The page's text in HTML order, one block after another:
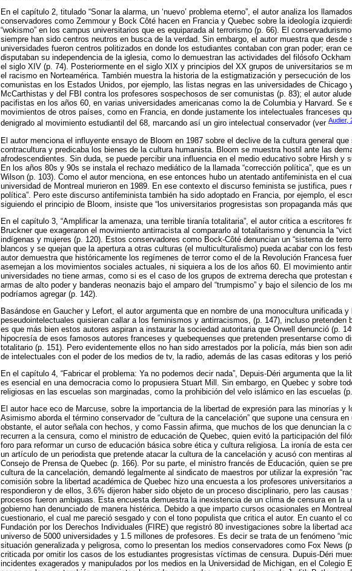
En el capítulo 2, titulado “Sonar la alarma, un ‘nuevo’ problema eterno”, el autor analiza los
conservadores como Zemmour y Bock Côté hacen en Francia y Quebec sobre la ideología
“wokismo” en los campus universitarios que es equiparada al terrorismo (p. 66). El
siempre han sido centros neutros en busca de la verdad. Sin embargo, el autor muestra que desde
universidades fueron centros politizados en donde los estudiantes contaban con gran poder; eran
disputaban su independencia de la iglesia, como lo demuestran las actividades del filósofo
el siglo XIV (p. 74). Posteriormente en el siglo XIX y principios del XX grupos de universitarios se
el racismo en Norteamérica. También muestra la historia de la estigmatización y persecución de
comunistas en los Estados Unidos, por ejemplo, las listas negras en las universidades de Chicago
McCarthistas y del FBI contra los profesores sospechosos de ser comunistas (p. 83); el autor
pacifistas en los años 60, en varias universidades americanas como la de Columbia y Harvard. Se
movimientos de otros países, como en Francia, en donde justamente los intelectuales franceses
denigrado al movimiento estudiantil del 68, marcando así un giro intelectual conservador (ver Audier,
El autor menciona el influyente ensayo de Bloom en 1987 sobre el declive de la cultura general
contracultura y predicaba los bienes de la cultura humanista. Bloom se muestra hostil ante las
afrodescendientes. Sin duda, se puede percibir una influencia en el medio educativo sobre Hirsh y
En los años 80s y 90s se instala el rechazo mediático de la llamada “corrección política”, que es
Wilson (p. 103). Como el autor menciona, en ese entonces hubo un atentado antifeminista en el
universidad de Montreal murieron en 1989. En ese contexto el discurso feminista se justifica, pues
política”. Pero este discurso antifeminista también ha sido adoptado en Francia, por ejemplo, el
siguiendo el principio de Bloom, insiste que “los universitarios progresistas son propaganda más
En el capítulo 3, “Amplificar la amenaza, una terrible tiranía totalitaria”, el autor critica a escritores
Bruckner que exageraron el movimiento antirracista al compararlo al totalitarismo y denuncia la
indígenas y mujeres (p. 120). Estos conservadores como Bock-Côté denuncian un “sistema de
blancos y se quejan que la apertura a otras culturas (el multiculturalismo) pueda acabar con los
autor demuestra que históricamente los regímenes de terror como el de la Revolución Francesa
asemejan a los movimientos sociales actuales, ni siquiera a los de los años 60. El movimiento
universidades no tiene armas, como si es el caso de los grupos de extrema derecha que protestan
armas de alto poder y banderas neonazis bajo el amparo del “trumpismo” y bajo el silencio de los
podríamos agregar (p. 142).
Basándose en Gaucher y Lefort, el autor argumenta que en nombre de una monocultura unificada y
peseudointelectuales quisieran callar a los feminismos y antirracismos, (p. 147), incluso pretenden
es que más bien estos autores aspiran a instaurar la sociedad autoritaria que Orwell denunció (p.
hipocresía de esos famosos autores franceses y quebequenses que pretenden presentarse como
totalitario (p. 151). Pero evidentemente ellos no han sido arrestados por la policía, más bien son
de intelectuales con el poder de los medios de tv, la radio, además de las casas editoras y los
En el capítulo 4, “Fabricar el problema: Ya no podemos decir nada”, Depuis-Déri argumenta que la
es esencial en una democracia como lo propusiera Stuart Mill. Sin embargo, en Quebec y sobre
religiosas en las escuelas son marginadas, como la prohibición del velo islámico en las escuelas
El autor hace eco de Marcuse, sobre la importancia de la libertad de expresión para las minorías y
Asimismo aborda el término conservador de “cultura de la cancelación” que supone una censura
obstante, el autor señala con hechos, y como Fassin afirma, que muchos de los que denuncian la
recurren a la censura, como el ministro de educación de Quebec, quien evitó la participación del
foro para reformar un curso de educación básica sobre ética y cultura religiosa. La ironía de esta
un artículo de un periodista que pretende atacar la cultura de la cancelación y acusó con mentiras
Consejo de Prensa de Quebec (p. 166). Por su parte, el ministro francés de Educación, quien se
cultura de la cancelación, demandó legalmente al sindicato de maestros por utilizar la expresión
comisión sobre la libertad académica de Quebec hizo una encuesta a los profesores universitarios
respondieron y de ellos, 3.6% dijeron haber sido objeto de un proceso disciplinario, pero las
procesos fueron ambiguas. Esta encuesta demuestra la inexistencia de un clima de censura en la
gobierno han denunciado de manera histérica. Debido a que imparto cursos ocasionales en
cuestionario, el cual me pareció sesgado y con el tono populista que critica el autor. En cuanto el
Fundación por los Derechos Individuales (FIRE) que registró 80 investigaciones sobre la libertad
universo de 5000 universidades y 1.5 millones de profesores. Es decir se trata de un fenómeno
situación generalizada y peligrosa, como lo presentan los medios conservadores como Fox News
criticada por omitir los casos de los estudiantes progresistas víctimas de censura. Dupuis-Déri
incidentes exagerados y manipulados por los medios en la Universidad de Michigan, en el Colegio